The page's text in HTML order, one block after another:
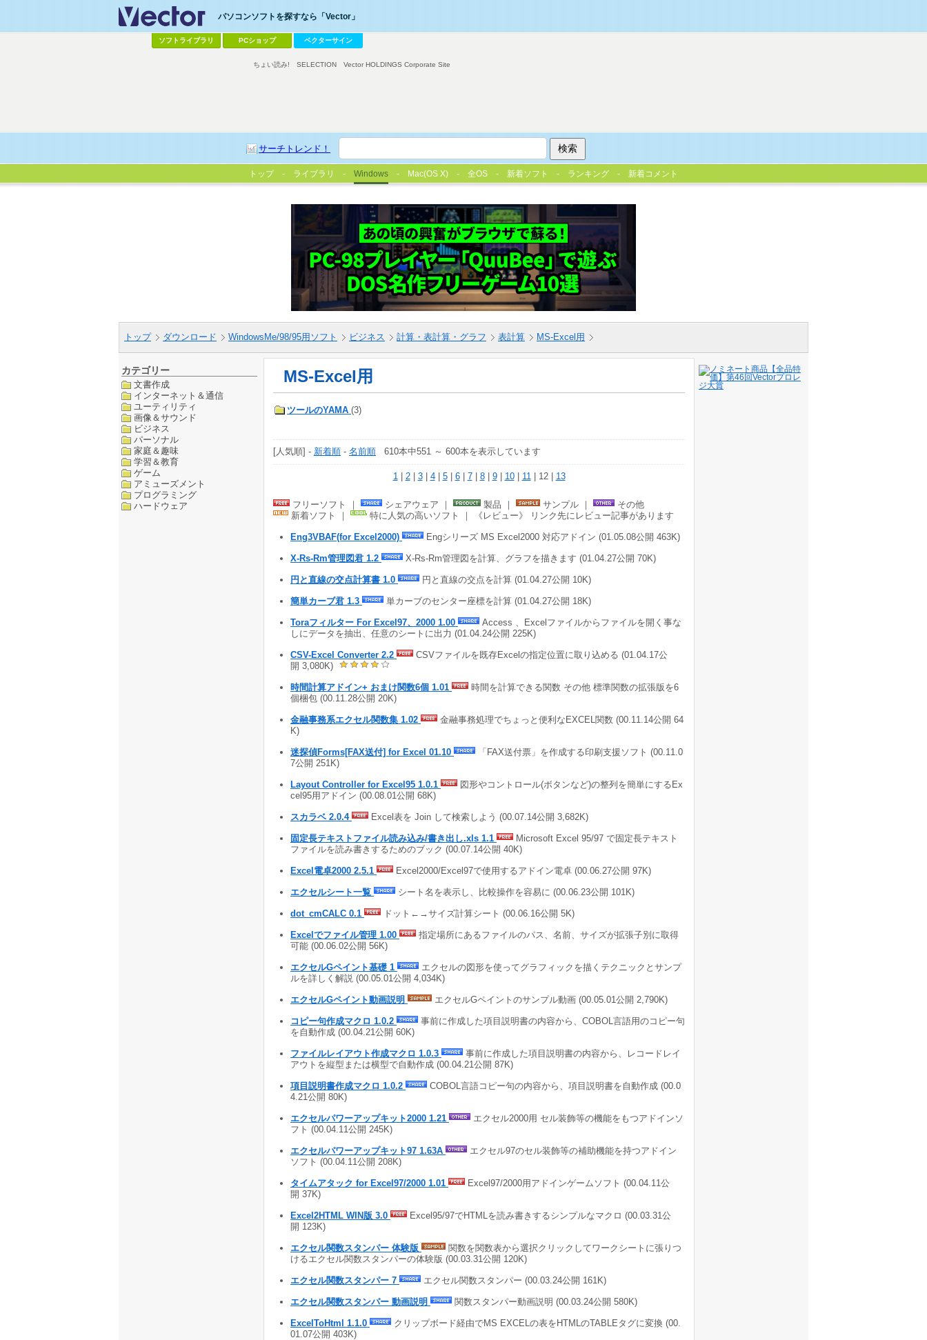
パソコンソフトを探すなら「Vector」
ソフトライブラリ PCショップ ベクターサイン
サーチトレンド！
ちょい読み! SELECTION Vector HOLDINGS Corporate Site
トップ ライブラリ Windows Mac(OS X) 全OS 新着ソフト ランキング 新着コメント
トップ ダウンロード WindowsMe/98/95用ソフト ビジネス 計算・表計算・グラフ 表計算 MS-Excel用
カテゴリー
文書作成
インターネット＆通信
ユーティリティ
画像＆サウンド
ビジネス
パーソナル
家庭＆趣味
学習＆教育
ゲーム
アミューズメント
プログラミング
ハードウェア
MS-Excel用
ツールのYAMA (3)
[人気順] - 新着順 - 名前順 610本中551 ～ 600本を表示しています
1 | 2| 3| 4| 5| 6| 7| 8| 9| 10| 11 | 12 | 13
フリーソフト ｜ シェアウェア ｜ 製品 ｜ サンプル ｜
その他
新着ソフト ｜
特に人気の高いソフト ｜ 《レビュー》 リンク先にレビュー記事があります
Eng3VBAF(for Excel2000) Engシリーズ MS Excel2000 対応アドイン (01.05.08公開 463K)
X-Rs-Rm管理図君 1.2 X-Rs-Rm管理図を計算、グラフを描きます (01.04.27公開 70K)
円と直線の交点計算書 1.0 円と直線の交点を計算 (01.04.27公開 10K)
簡単カーブ君 1.3 単カーブのセンター座標を計算 (01.04.27公開 18K)
Toraフィルター For Excel97、2000 1.00
Access 、Excelファイルからファイルを開く事な
しにデータを抽出、任意のシートに出力 (01.04.24公開 225K)
CSV-Excel Converter 2.2
CSVファイルを既存Excelの指定位置に取り込める (01.04.17公
開 3,080K)
時間計算アドイン+ おまけ関数6個 1.01
時間を計算できる関数 その他 標準関数の拡張版を6
個梱包 (00.11.28公開 20K)
金融事務系エクセル関数集 1.02
金融事務処理でちょっと便利なEXCEL関数 (00.11.14公開 64
K)
迷探偵Forms[FAX送付] for Excel 01.10
「FAX送付票」を作成する印刷支援ソフト (00.11.0
7公開 251K)
Layout Controller for Excel95 1.0.1
図形やコントロール(ボタンなど)の整列を簡単にするEx
cel95用アドイン (00.08.01公開 68K)
スカラベ 2.0.4 Excel表を Join して検索しよう (00.07.14公開 3,682K)
固定長テキストファイル読み込み/書き出し.xls 1.1
Microsoft Excel 95/97 で固定長テキスト
ファイルを読み書きするためのブック (00.07.14公開 40K)
Excel電卓2000 2.5.1 Excel2000/Excel97で使用するアドイン電卓 (00.06.27公開 97K)
エクセルシート一覧 シート名を表示し、比較操作を容易に (00.06.23公開 101K)
dot_cmCALC 0.1 ドット←→サイズ計算シート (00.06.16公開 5K)
Excelでファイル管理 1.00
指定場所にあるファイルのパス、名前、サイズが拡張子別に取得
可能 (00.06.02公開 56K)
エクセルGペイント基礎 1
エクセルの図形を使ってグラフィックを描くテクニックとサンプ
ルを詳しく解説 (00.05.01公開 4,034K)
エクセルGペイント動画説明 エクセルGペイントのサンプル動画 (00.05.01公開 2,790K)
コピー句作成マクロ 1.0.2
事前に作成した項目説明書の内容から、COBOL言語用のコピー句
を自動作成 (00.04.21公開 60K)
ファイルレイアウト作成マクロ 1.0.3
事前に作成した項目説明書の内容から、レコードレイ
アウトを縦型または横型で自動作成 (00.04.21公開 87K)
項目説明書作成マクロ 1.0.2
COBOL言語コピー句の内容から、項目説明書を自動作成 (00.0
4.21公開 80K)
エクセルパワーアップキット2000 1.21
エクセル2000用 セル装飾等の機能をもつアドインソ
フト (00.04.11公開 245K)
エクセルパワーアップキット97 1.63A
エクセル97のセル装飾等の補助機能を持つアドイン
ソフト (00.04.11公開 208K)
タイムアタック for Excel97/2000 1.01
Excel97/2000用アドインゲームソフト (00.04.11公
開 37K)
Excel2HTML WIN版 3.0
Excel95/97でHTMLを読み書きするシンプルなマクロ (00.03.31公
開 123K)
エクセル関数スタンパー 体験版
関数を関数表から選択クリックしてワークシートに張りつ
けるエクセル関数スタンパーの体験版 (00.03.31公開 120K)
エクセル関数スタンパー 7 エクセル関数スタンパー (00.03.24公開 161K)
エクセル関数スタンパー 動画説明 関数スタンパー動画説明 (00.03.24公開 580K)
ExcelToHtml 1.1.0
クリップボード経由でMS EXCELの表をHTMLのTABLEタグに変換 (00.
01.07公開 403K)